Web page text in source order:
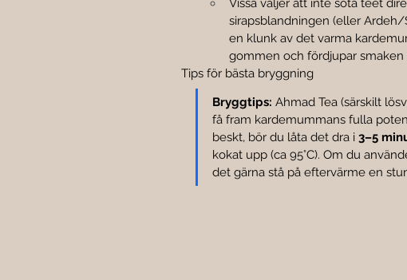
Vissa väljer att inte söta teet
sirapsblandningen (eller
en klunk av det varma
gommen och fördjupar smaken
Tips för bästa bryggning
Bryggtips: Ahmad Tea (särskilt
få fram kardemummans fulla
beskt, bör du låta det dra i 3–5
kokat upp (ca 95°C). Om du
det gärna stå på eftervärme en